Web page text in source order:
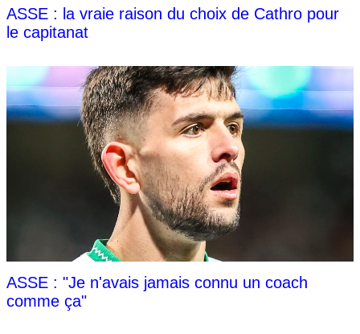
ASSE : la vraie raison du choix de Cathro pour
le capitanat
ASSE : "Je n'avais jamais connu un coach
comme ça"